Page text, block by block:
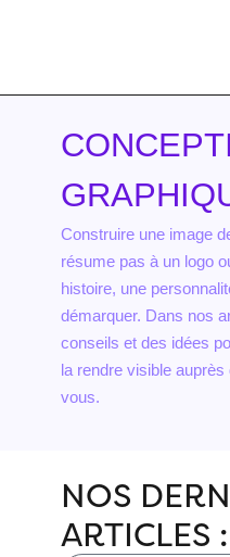
Construire une image
résume pas à un logo
histoire, une
démarquer. Dans nos
conseils et des idées
la rendre visible
vous.
NOS
ARTICLES :